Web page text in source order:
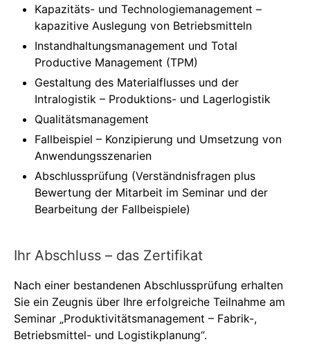
Kapazitäts- und Technologiemanagement –
kapazitive Auslegung von Betriebsmitteln
Instandhaltungsmanagement und Total
Productive Management (TPM)
Gestaltung des Materialflusses und der
Intralogistik – Produktions- und Lagerlogistik
Qualitätsmanagement
Fallbeispiel – Konzipierung und Umsetzung von
Anwendungsszenarien
Abschlussprüfung (Verständnisfragen plus
Bewertung der Mitarbeit im Seminar und der
Bearbeitung der Fallbeispiele)
Ihr Abschluss – das Zertifikat
Nach einer bestandenen Abschlussprüfung erhalten
Sie ein Zeugnis über Ihre erfolgreiche Teilnahme am
Seminar „Produktivitätsmanagement – Fabrik-,
Betriebsmittel- und Logistikplanung“.